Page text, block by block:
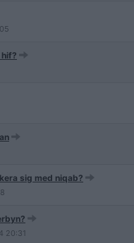
sig med niqab?
20:31